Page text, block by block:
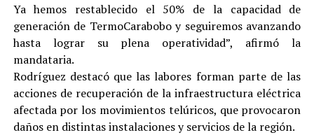
Ya hemos restablecido el 50% de la capacidad de
generación de TermoCarabobo y seguiremos avanzando
hasta lograr su plena operatividad”, afirmó la
mandataria.
Rodríguez destacó que las labores forman parte de las
acciones de recuperación de la infraestructura eléctrica
afectada por los movimientos telúricos, que provocaron
daños en distintas instalaciones y servicios de la región.